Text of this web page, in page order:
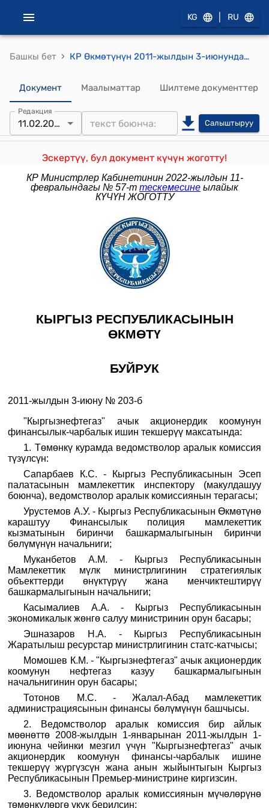
KG RU
Башкы бет › КР Өкмөтүнүн 2011-жылдын 3-июнундагы № 203-б ("Кыргызнефтегаз" ачык акционердик коомунун финансылык-чарбалык ишин текшерүү максатында ведомстволор аралык комиссия түзүлүшү боюнча) буйругу
Документ Маалыматтар Шилтеме документтер
Редакция
11.02.2022 Салыштыруу
Эскертүү, бул документ күчүн жоготту!